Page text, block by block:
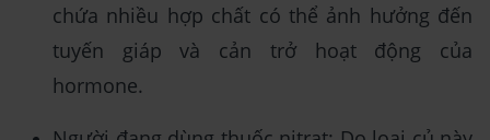
chứa nhiều hợp chất có thể ảnh hưởng đến
tuyến giáp và cản trở hoạt động của
hormone.